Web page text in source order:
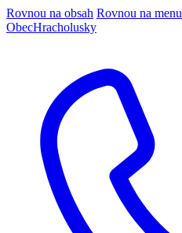
Rovnou na obsah Rovnou na menu
ObecHracholusky